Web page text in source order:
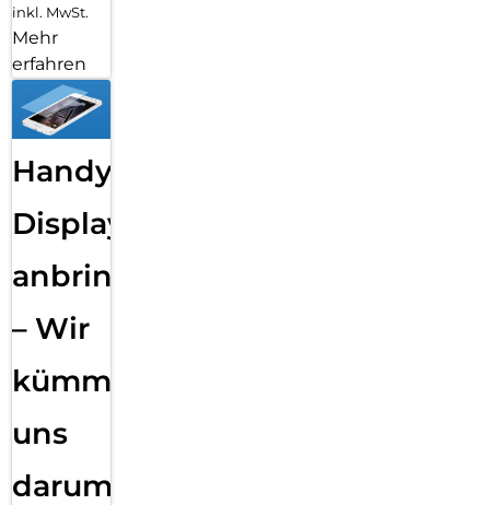
inkl. MwSt.
Mehr
erfahren
Handy
Displayfolie
anbringen
– Wir
kümmern
uns
darum!